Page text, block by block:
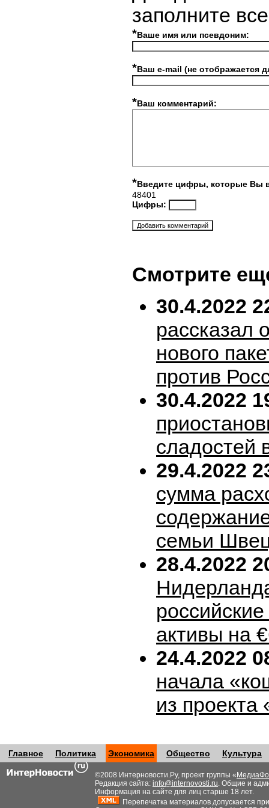
заполните
*Ваше имя или псевдоним:
*Ваш e-mail (не отображается
*Ваш комментарий:
*Введите цифры, которые Вы
48401
Цифры:
Смотрите
30.4.2022
рассказал
нового
против
30.4.2022
сладостей
29.4.2022
сумма
семьи
28.4.2022
активы на
24.4.2022
начала
из
Главное Политика Экономика Общество Культура
©2008 Интерновости.Ру, проект группы «
Редакция сайта: info@internovosti.ru. Общие и
Информация на сайте для лиц старше 18 лет.
Перепечатка материалов допускается